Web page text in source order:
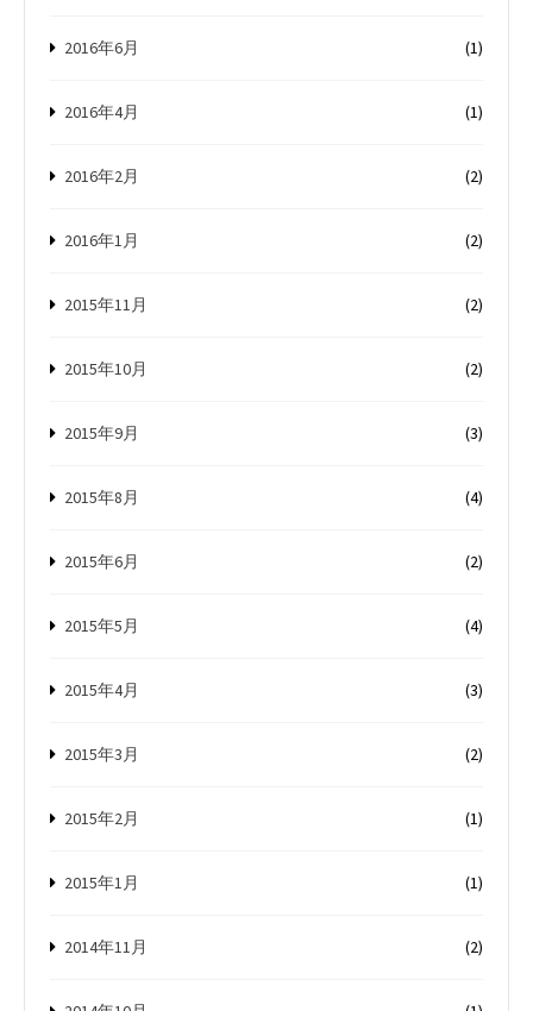
2016年6月 (1)
2016年4月 (1)
2016年2月 (2)
2016年1月 (2)
2015年11月 (2)
2015年10月 (2)
2015年9月 (3)
2015年8月 (4)
2015年6月 (2)
2015年5月 (4)
2015年4月 (3)
2015年3月 (2)
2015年2月 (1)
2015年1月 (1)
2014年11月 (2)